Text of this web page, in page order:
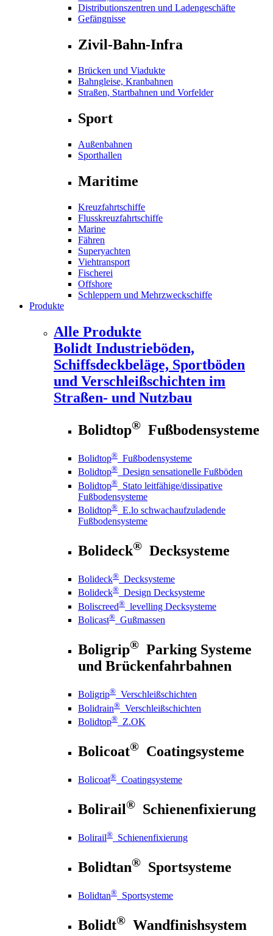
Distributionszentren und Ladengeschäfte
Gefängnisse
Zivil-Bahn-Infra
Brücken und Viadukte
Bahngleise, Kranbahnen
Straßen, Startbahnen und Vorfelder
Sport
Außenbahnen
Sporthallen
Maritime
Kreuzfahrtschiffe
Flusskreuzfahrtschiffe
Marine
Fähren
Superyachten
Viehtransport
Fischerei
Offshore
Schleppern und Mehrzweckschiffe
Produkte
Alle Produkte
Bolidt Industrieböden,
Schiffsdeckbeläge, Sportböden
und Verschleißschichten im
Straßen- und Nutzbau
Bolidtop® Fußbodensysteme
Bolidtop® Fußbodensysteme
Bolidtop® Design sensationelle Fußböden
Bolidtop® Stato leitfähige/dissipative
Fußbodensysteme
Bolidtop® E.lo schwachaufzuladende
Fußbodensysteme
Bolideck® Decksysteme
Bolideck® Decksysteme
Bolideck® Design Decksysteme
Boliscreed® levelling Decksysteme
Bolicast® Gußmassen
Boligrip® Parking Systeme
und Brückenfahrbahnen
Boligrip® Verschleißschichten
Bolidrain® Verschleißschichten
Bolidtop® Z.OK
Bolicoat® Coatingsysteme
Bolicoat® Coatingsysteme
Bolirail® Schienenfixierung
Bolirail® Schienenfixierung
Bolidtan® Sportsysteme
Bolidtan® Sportsysteme
Bolidt® Wandfinishsystem